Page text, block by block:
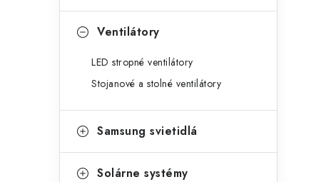
Ventilátory
LED stropné ventilátory
Stojanové a stolné ventilátory
Samsung svietidlá
Solárne systémy